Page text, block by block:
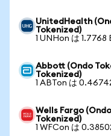
UnitedHealth
Tokenized)
1 UNHon は 1.7768
Abbott (Ondo
Tokenized)
1 ABTon は
Wells Fargo
Tokenized)
1 WFCon は